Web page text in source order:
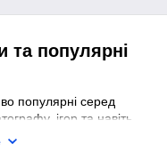
та популярні
популярні серед
ігор та навіть
(реальних